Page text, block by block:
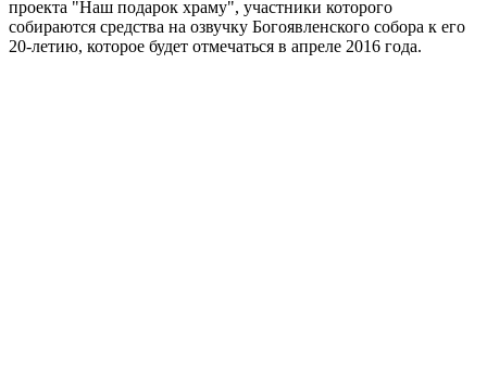
проекта "Наш подарок храму", участники которого
собираются средства на озвучку Богоявленского собора к его
20-летию, которое будет отмечаться в апреле 2016 года.